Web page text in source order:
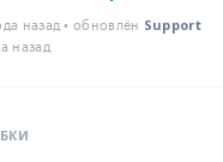
назад • обновлён Support
назад